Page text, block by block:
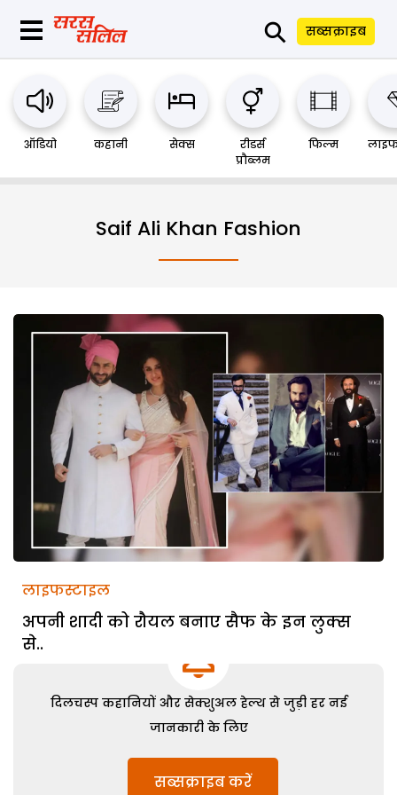
⚲ सब्सक्राइब
ऑडियो कहानी सेक्स
रीडर्स
प्रौब्लम
फिल्म
Saif Ali Khan Fashion
लाइफस्टाइल
अपनी शादी को रौयल बनाए सैफ के इन लुक्स
से..
दिलचस्प कहानियों और सेक्शुअल हेल्थ से जुड़ी हर नई
जानकारी के लिए
सब्सक्राइब करें